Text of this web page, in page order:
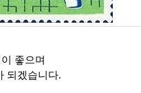
좋으며
되겠습니다.